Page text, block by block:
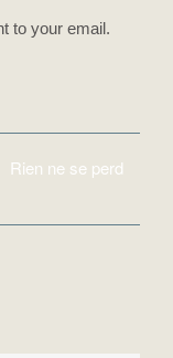
to your email.
Rien ne se perd